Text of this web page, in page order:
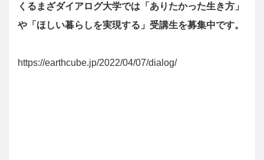
くるまざダイアログ大学では「ありたかった生き方」
や「ほしい暮らしを実現する」受講生を募集中です。
https://earthcube.jp/2022/04/07/dialog/